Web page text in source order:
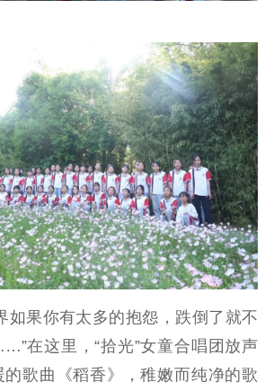
果你有太多的抱怨，跌倒了就不
在这里，“拾光”女童合唱团放声
的歌曲《稻香》，稚嫩而纯净的歌